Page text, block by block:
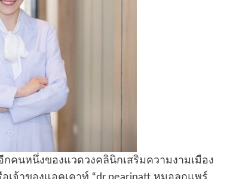
คนหนึ่งของแวดวงคลินิกเสริมความงามเมือง